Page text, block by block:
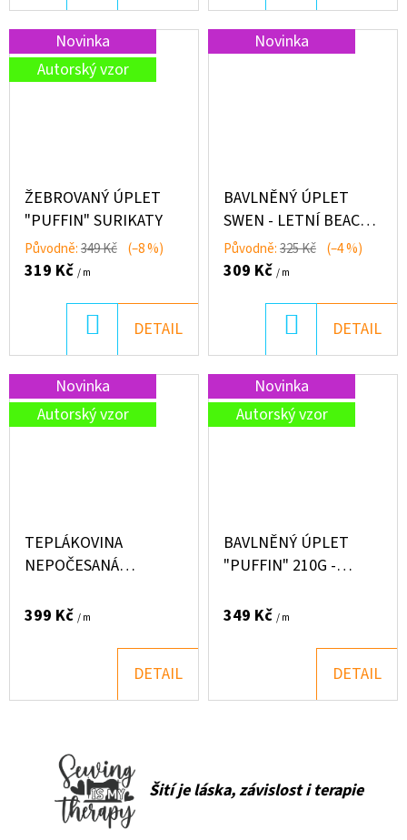
KOŠÍKU
KOŠÍKU
Novinka
Autorský vzor
ŽEBROVANÝ ÚPLET
"PUFFIN" SURIKATY
Původně:349 Kč (–8 %)
319 Kč / m
KOŠÍKU
DETAIL
Novinka
BAVLNĚNÝ ÚPLET
SWEN - LETNÍ BEACH
KOLEKCE
Původně:325 Kč (–4 %)
309 Kč / m
KOŠÍKU
DETAIL
Novinka
Autorský vzor
TEPLÁKOVINA
NEPOČESANÁ
JEŽEČEK KVÍTKY
399 Kč / m
DETAIL
Novinka
Autorský vzor
BAVLNĚNÝ ÚPLET
"PUFFIN" 210G -
349 Kč / m
DETAIL
Šití je láska, závislost i terapie